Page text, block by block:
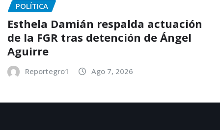
POLÍTICA
Esthela Damián respalda actuación
de la FGR tras detención de Ángel
Aguirre
Reportegro1 Ago 7, 2026